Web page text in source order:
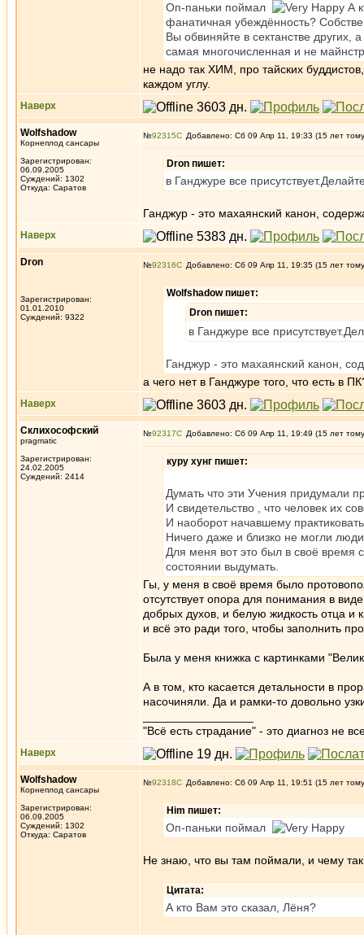
Оп-паньки поймал
А
фанатичная убеждённость?
Вы обвиняйте в сектанстве других,
самая многочисленная и не
не надо так ХИМ, про тайских
каждом углу.
Наверх
Wolfshadow
Корнеплод сансары
Зарегистрирован:
06.09.2005
Суждений: 1302
Откуда: Саратов
№92315 Добавлено: Сб 09 Апр 11, 19:33 (15 лет
Dron пишет:
в Ганджуре все
Ганджур - это махаянский канон,
Наверх
Dron
Зарегистрирован:
01.01.2010
Суждений: 9322
№92316 Добавлено: Сб 09 Апр 11, 19:35 (15 лет
Wolfshadow пишет:
Dron пишет:
в Ганджуре все
Ганджур - это махаянский канон,
а чего нет в Ганджуре того, что есть в
Наверх
Склихософский
pragmatic
Зарегистрирован:
24.02.2005
Суждений: 2414
№92317 Добавлено: Сб 09 Апр 11, 19:49 (15 лет
куру хунг пишет:
Думать что эти Учения придумали
И свидетельство , что человек их
И наоборот начавшему
Ничего даже и близко не могли
Для меня вот это был в своё время
состоянии выдумать.
Гы, у меня в своё время было
отсутствует опора для понимания в
добрых духов, и белую жидкость отца и
и всё это ради того, чтобы заполнить
Была у меня книжка с картинками
А в том, кто касается детальности в
насочиняли. Да и рамки-то довольно
"Всё есть страдание" - это диагноз не
Наверх
Wolfshadow
Корнеплод сансары
Зарегистрирован:
06.09.2005
Суждений: 1302
Откуда: Саратов
№92318 Добавлено: Сб 09 Апр 11, 19:51 (15 лет
Him пишет:
Оп-паньки поймал
Не знаю, что вы там поймали, и чему
Цитата:
А кто Вам это сказал, Лёня?